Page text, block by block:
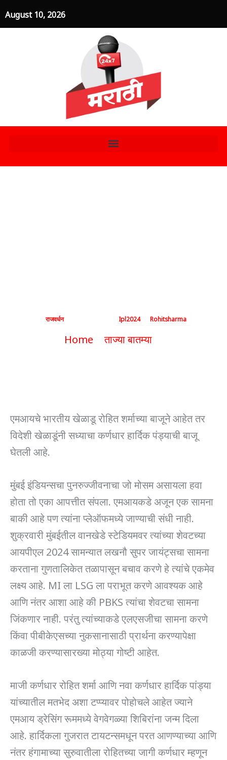
Skip
to
August 10, 2026
Byराजवर्धन Ipl2024 Rohitsharma
Home
ताज्या बातम्या
एमआयचे भारतीय खेळाडू रोहित शर्माच्या बाजूने आहेत तर
विदेशी खेळाडूंनी सध्याचा कर्णधार हार्दिक पंड्याची बाजू
घेतली आहे.
मुंबई इंडियन्सचा पुनरुज्जीवनाचा जो मोसम असायला हवा
होता तो एका आपत्तीत संपला. एमआयकडे अजून एक सामना
बाकी आहे पण त्यांना प्लेऑफमध्ये जाण्याची संधी नाही.
शुक्रवारी मुंबईतील वानखेडे स्टेडियमवर त्यांच्या शेवटच्या
आयपीएल 2024 सामन्यात लखनौ सुपर जायंट्सचा सामना
करताना गुणतालिकेत तळापासून बचाव करणे हे त्यांचे एकमेव
लक्ष्य आहे. MI ला LSG ला पराभूत करणे आवश्यक आहे
आणि नंतर आशा आहे की PBKS त्यांचा शेवटचा सामना
जिंकणार नाही. परंतु त्यांच्याकडे एलएसजीचा सामना करणे
किंवा पीबीकेएसच्या नुकसानासाठी प्रार्थना करण्यापेक्षा
काळजी करण्यासारख्या मोठ्या गोष्टी आहेत.
माजी कर्णधार रोहित शर्मा आणि नवा कर्णधार हार्दिक पांड्या
यांच्यातील मतभेद अशा टप्प्यावर पोहोचले आहेत ज्याने
एमआय ड्रेसिंग रूममध्ये वेगवेगळ्या शिबिरांना जन्म दिला
आहे. हार्दिकला गुजरात टायटन्समधून परत आणण्याच्या आणि
नंतर हंगामाच्या सुरुवातीला रोहितच्या जागी कर्णधार म्हणून